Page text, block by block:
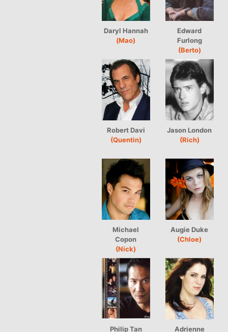
Daryl Hannah
(Mao)
Edward
Furlong
(Berto)
Robert Davi
(Quentin)
Jason London
(Rich)
Michael
Copon
(Nick)
Augie Duke
(Chloe)
Philip Tan Adrienne